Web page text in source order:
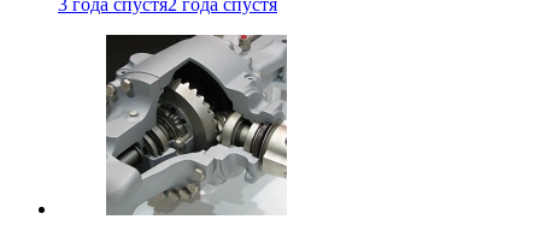
3 года спустя2 года спустя